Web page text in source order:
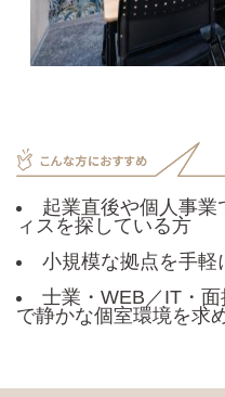
起業直後や個人事業
ィスを探している方
小規模な拠点を手軽
士業・WEB／IT・
で静かな個室環境を求